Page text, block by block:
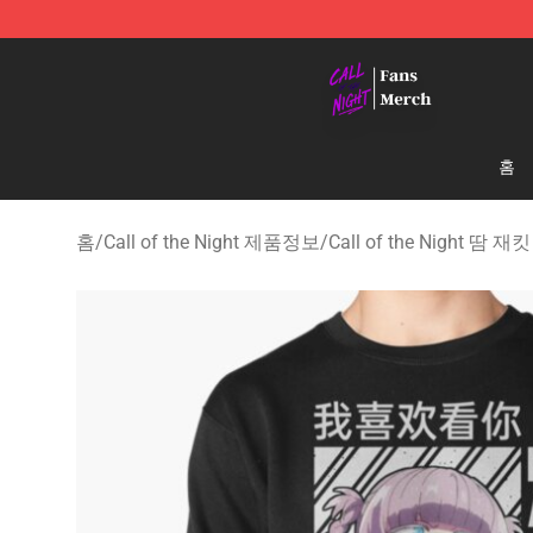
홈
홈/Call of the Night 제품정보/Call of the Night 땀 재킷